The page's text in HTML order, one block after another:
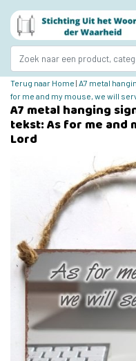
Terug naar Home | A7 metal
for me and my mouse, we will
A7 metal hanging
tekst: As for me and
Lord